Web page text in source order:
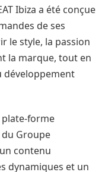
Ibiza a été conçue
de ses
le style, la passion
la marque, tout en
développement
plate-forme
du Groupe
contenu
dynamiques et un